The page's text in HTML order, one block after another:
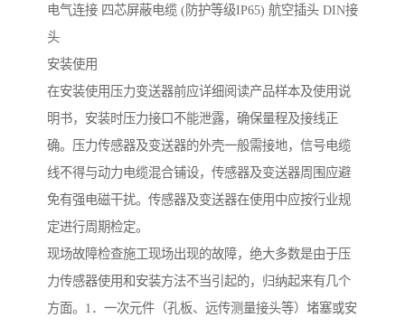
电气连接 四芯屏蔽电缆 (防护等级IP65) 航空插头 DIN接
头
安装使用
在安装使用压力变送器前应详细阅读产品样本及使用说
明书，安装时压力接口不能泄露，确保量程及接线正
确。压力传感器及变送器的外壳一般需接地，信号电缆
线不得与动力电缆混合铺设，传感器及变送器周围应避
免有强电磁干扰。传感器及变送器在使用中应按行业规
定进行周期检定。
现场故障检查施工现场出现的故障，绝大多数是由于压
力传感器使用和安装方法不当引起的，归纳起来有几个
方面。1．一次元件（孔板、远传测量接头等）堵塞或安